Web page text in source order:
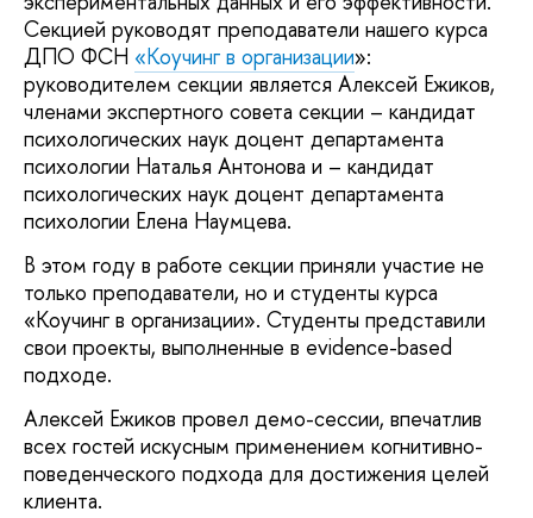
Секцией руководят преподаватели нашего курса
ДПО ФСН «Коучинг в организации»:
руководителем секции является Алексей Ежиков,
членами экспертного совета секции – кандидат
психологических наук доцент департамента
психологии Наталья Антонова и – кандидат
психологических наук доцент департамента
психологии Елена Наумцева.
В этом году в работе секции приняли участие не
только преподаватели, но и студенты курса
«Коучинг в организации». Студенты представили
свои проекты, выполненные в evidence-based
подходе.
Алексей Ежиков провел демо-сессии, впечатлив
всех гостей искусным применением когнитивно-
поведенческого подхода для достижения целей
клиента.